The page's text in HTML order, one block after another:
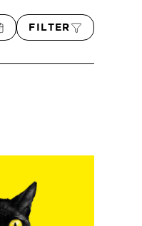
FILTER